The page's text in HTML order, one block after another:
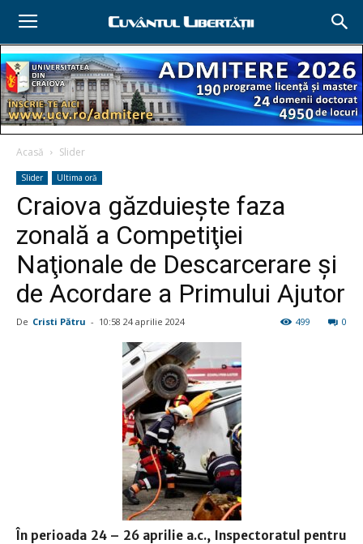
Acasă Slider
Slider Ultima oră
Craiova găzduiește faza
zonală a Competiţiei
Naţionale de Descarcerare şi
de Acordare a Primului Ajutor
De Cristi Pătru - 10:58 24 aprilie 2024 0
499
În perioada 24 – 26 aprilie a.c., Inspectoratul pentru